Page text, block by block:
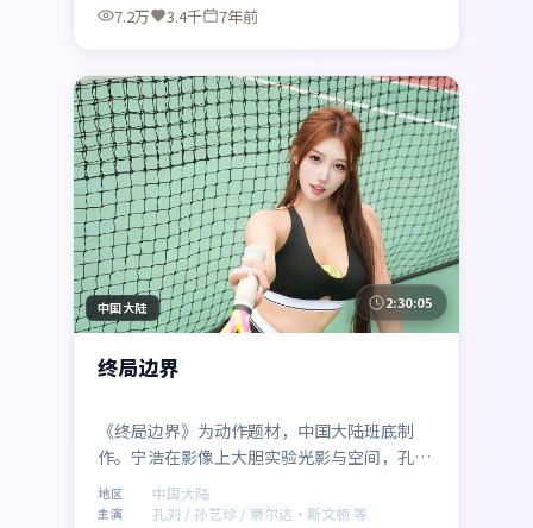
7.2万 3.4千 7年前
最新
中国大陆 2:30:05
终局边界
《终局边界》为动作题材，中国大陆班底制
作。宁浩在影像上大胆实验光影与空间，孔
刘、孙艺珍、蒂尔达·斯文顿的表演层次细
腻。影片于 2017年5月6日 正式公映，以高密
地区 中国大陆
主演
孔刘 / 孙艺珍 / 蒂尔达·斯文顿 等